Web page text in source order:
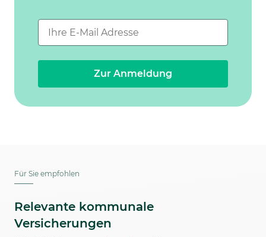
Zur Anmeldung
Für Sie empfohlen
Relevante kommunale
Versicherungen